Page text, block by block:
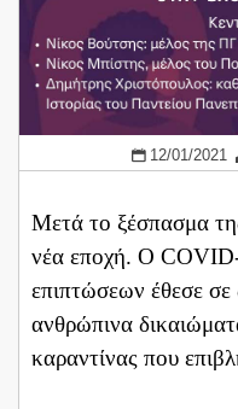
12/01/2021
Μετά το ξέσπασμα
νέα εποχή. Ο
επιπτώσεων έθεσε σε
ανθρώπινα
καραντίνας που